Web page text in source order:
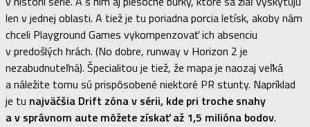
len v jednej oblasti. A tiež je tu poriadna porcia letísk, akoby nám
chceli Playground Games vykompenzovať ich absenciu
v predošlých hrách. (No dobre, runway v Horizon 2 je
nezabudnuteľná). Špecialitou je tiež, že mapa je naozaj veľká
a náležite tomu sú prispôsobené niektoré PR stunty. Napríklad
je tu najväčšia Drift zóna v sérii, kde pri troche snahy
a v správnom aute môžete získať až 1,5 milióna bodov.